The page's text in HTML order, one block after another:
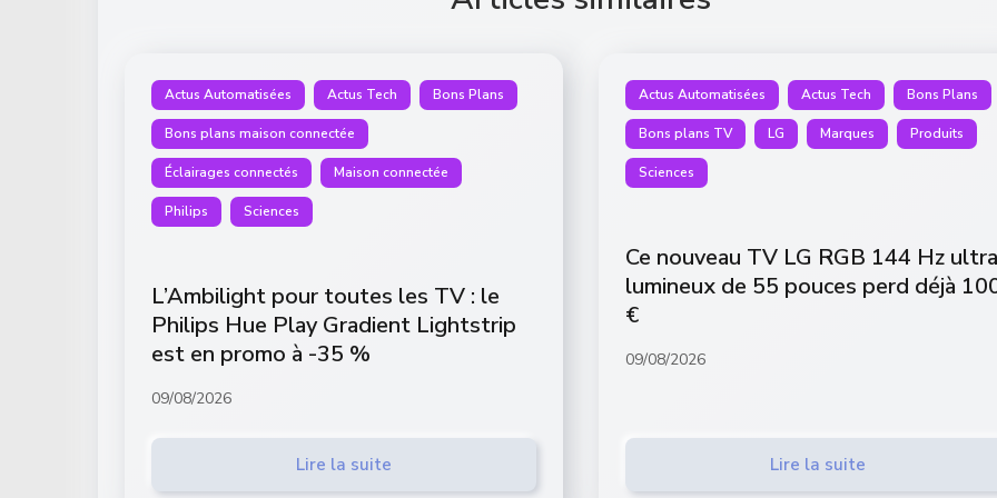
Actus Automatisées Actus Tech Bons Plans
Bons plans maison connectée
Éclairages connectés Maison connectée
Philips Sciences
L’Ambilight pour toutes les TV : le
Philips Hue Play Gradient Lightstrip
est en promo à -35 %
09/08/2026
Lire la suite
Actus Automatisées Actus Tech Bons Plans
Bons plans TV LG Marques Produits
Sciences
Ce nouveau TV LG RGB 144 Hz ultra
lumineux de 55 pouces perd déjà
€
09/08/2026
Lire la suite